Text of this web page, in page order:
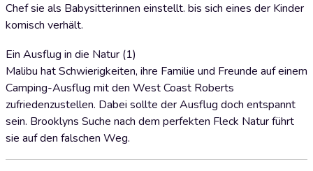
Chef sie als Babysitterinnen einstellt. bis sich eines der Kinder
komisch verhält.
Ein Ausflug in die Natur (1)
Malibu hat Schwierigkeiten, ihre Familie und Freunde auf einem
Camping-Ausflug mit den West Coast Roberts
zufriedenzustellen. Dabei sollte der Ausflug doch entspannt
sein. Brooklyns Suche nach dem perfekten Fleck Natur führt
sie auf den falschen Weg.